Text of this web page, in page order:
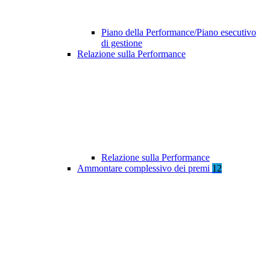
Piano della Performance/Piano esecutivo
di gestione
Relazione sulla Performance
Relazione sulla Performance
Ammontare complessivo dei premi 12